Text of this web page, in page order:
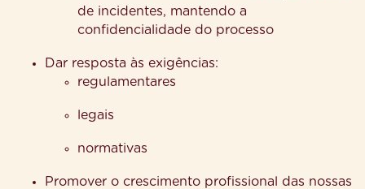
de incidentes, mantendo a
confidencialidade do processo
Dar resposta às exigências:
regulamentares
legais
normativas
Promover o crescimento profissional das nossas